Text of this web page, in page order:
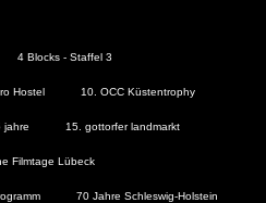
4 Blocks - Staffel 3
Hostel 10. OCC Küstentrophy
jahre 15. gottorfer landmarkt
Filmtage Lübeck
70 Jahre Schleswig-Holstein